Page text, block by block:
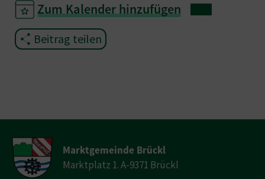
Zum Kalender hinzufügen
Beitrag teilen
Marktgemeinde Brückl
Marktplatz 1. A-9371 Brückl